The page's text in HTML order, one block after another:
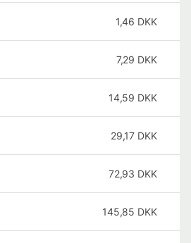
1,46 DKK
7,29 DKK
14,59 DKK
29,17 DKK
72,93 DKK
145,85 DKK